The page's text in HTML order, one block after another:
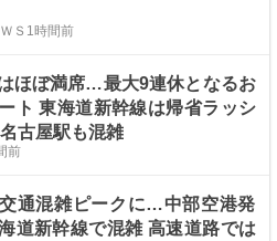
Ｓ 1時間前
ほぼ満席…最大9連休となるお
ト 東海道新幹線は帰省ラッシ
古屋駅も混雑
前
通混雑ピークに…中部空港発
道新幹線で混雑 高速道路では